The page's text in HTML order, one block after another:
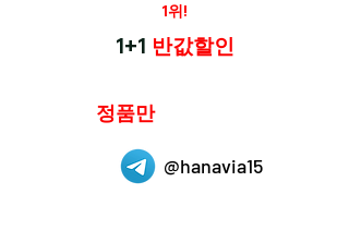
1위!
1+1 반값할인
정품만
@hanavia15